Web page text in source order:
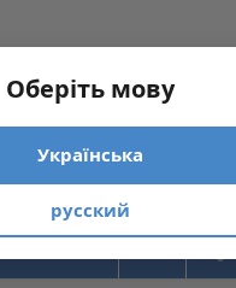
в наличии
скоба Ozkardesler ELIT BOY-
хром
грн
КУПИТЬ
Оберіть мову
Українська
русский